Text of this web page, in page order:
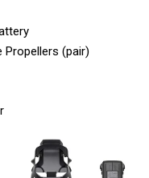
(pair)